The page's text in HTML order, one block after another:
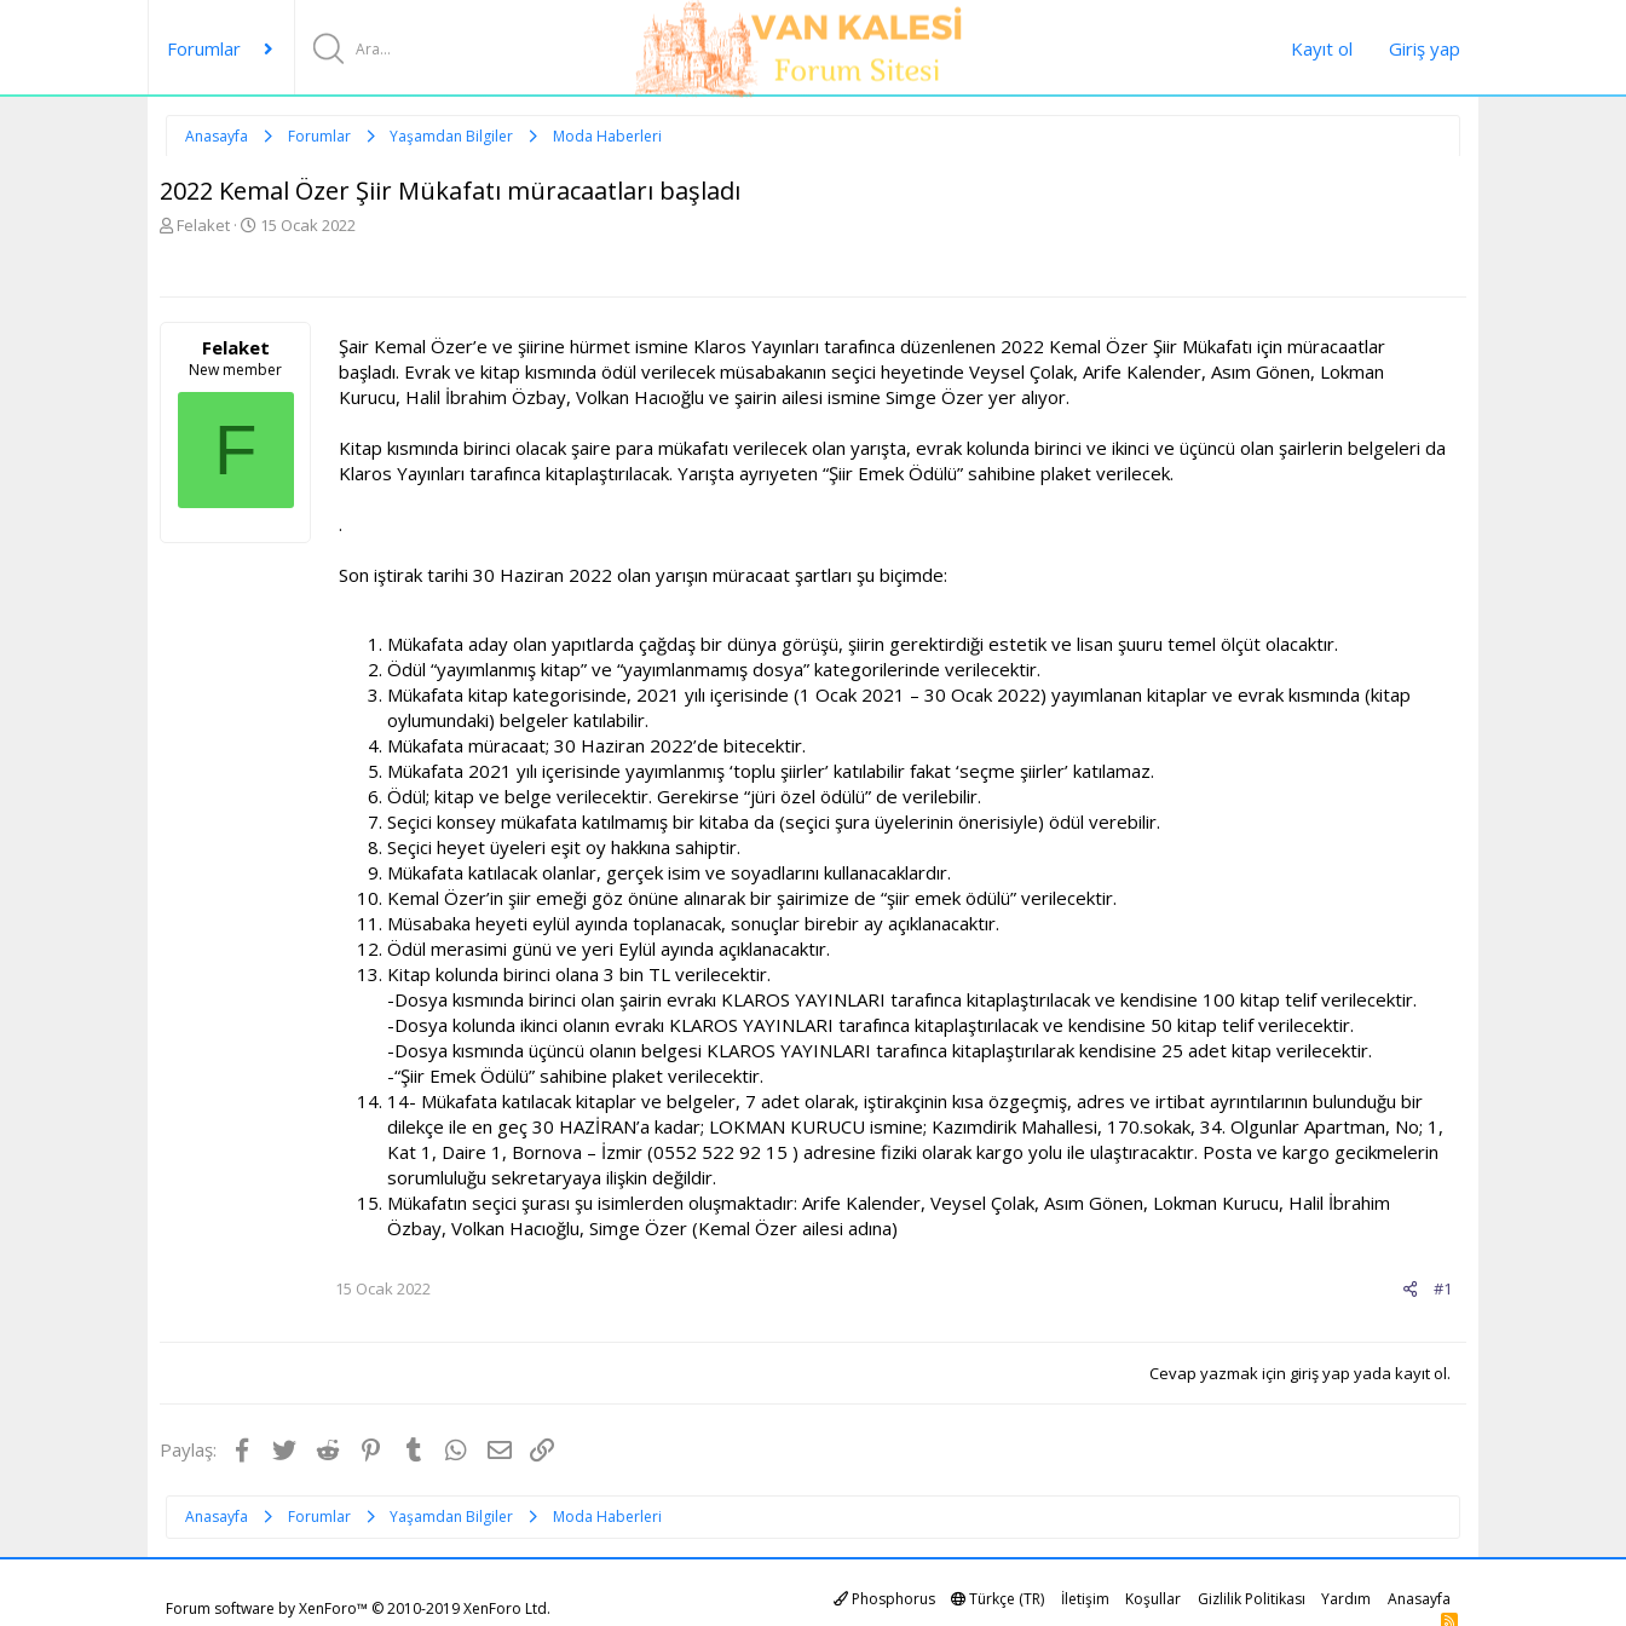
Forumlar Kayıt ol Giriş yap
Anasayfa Forumlar Yaşamdan Bilgiler Moda Haberleri
2022 Kemal Özer Şiir Mükafatı müracaatları başladı
K
ş
n
Felaket
B
g
ı
ç
h
15 Ocak 2022
Felaket
New member
F
Şair Kemal Özer’e ve şiirine hürmet ismine Klaros Yayınları tarafınca düzenlenen 2022 Kemal Özer Şiir Mükafatı için müracaatlar
başladı. Evrak ve kitap kısmında ödül verilecek müsabakanın seçici heyetinde Veysel Çolak, Arife Kalender, Asım Gönen, Lokman
Kurucu, Halil İbrahim Özbay, Volkan Hacıoğlu ve şairin ailesi ismine Simge Özer yer alıyor.
Kitap kısmında birinci olacak şaire para mükafatı verilecek olan yarışta, evrak kolunda birinci ve ikinci ve üçüncü olan şairlerin belgeleri da
Klaros Yayınları tarafınca kitaplaştırılacak. Yarışta ayrıyeten “Şiir Emek Ödülü” sahibine plaket verilecek.
.
Son iştirak tarihi 30 Haziran 2022 olan yarışın müracaat şartları şu biçimde:
Mükafata aday olan yapıtlarda çağdaş bir dünya görüşü, şiirin gerektirdiği estetik ve lisan şuuru temel ölçüt olacaktır.
Ödül “yayımlanmış kitap” ve “yayımlanmamış dosya” kategorilerinde verilecektir.
Mükafata kitap kategorisinde, 2021 yılı içerisinde (1 Ocak 2021 – 30 Ocak 2022) yayımlanan kitaplar ve evrak kısmında (kitap
oylumundaki) belgeler katılabilir.
Mükafata müracaat; 30 Haziran 2022’de bitecektir.
Mükafata 2021 yılı içerisinde yayımlanmış ‘toplu şiirler’ katılabilir fakat ‘seçme şiirler’ katılamaz.
Ödül; kitap ve belge verilecektir. Gerekirse “jüri özel ödülü” de verilebilir.
Seçici konsey mükafata katılmamış bir kitaba da (seçici şura üyelerinin önerisiyle) ödül verebilir.
Seçici heyet üyeleri eşit oy hakkına sahiptir.
Mükafata katılacak olanlar, gerçek isim ve soyadlarını kullanacaklardır.
Kemal Özer’in şiir emeği göz önüne alınarak bir şairimize de “şiir emek ödülü” verilecektir.
Müsabaka heyeti eylül ayında toplanacak, sonuçlar birebir ay açıklanacaktır.
Ödül merasimi günü ve yeri Eylül ayında açıklanacaktır.
Kitap kolunda birinci olana 3 bin TL verilecektir.
-Dosya kısmında birinci olan şairin evrakı KLAROS YAYINLARI tarafınca kitaplaştırılacak ve kendisine 100 kitap telif verilecektir.
-Dosya kolunda ikinci olanın evrakı KLAROS YAYINLARI tarafınca kitaplaştırılacak ve kendisine 50 kitap telif verilecektir.
-Dosya kısmında üçüncü olanın belgesi KLAROS YAYINLARI tarafınca kitaplaştırılarak kendisine 25 adet kitap verilecektir.
-“Şiir Emek Ödülü” sahibine plaket verilecektir.
14- Mükafata katılacak kitaplar ve belgeler, 7 adet olarak, iştirakçinin kısa özgeçmiş, adres ve irtibat ayrıntılarının bulunduğu bir
dilekçe ile en geç 30 HAZİRAN’a kadar; LOKMAN KURUCU ismine; Kazımdirik Mahallesi, 170.sokak, 34. Olgunlar Apartman, No; 1,
Kat 1, Daire 1, Bornova – İzmir (0552 522 92 15 ) adresine fiziki olarak kargo yolu ile ulaştıracaktır. Posta ve kargo gecikmelerin
sorumluluğu sekretaryaya ilişkin değildir.
Mükafatın seçici şurası şu isimlerden oluşmaktadır: Arife Kalender, Veysel Çolak, Asım Gönen, Lokman Kurucu, Halil İbrahim
Özbay, Volkan Hacıoğlu, Simge Özer (Kemal Özer ailesi adına)
#1
15 Ocak 2022
Cevap yazmak için giriş yap yada kayıt ol.
Paylaş: Facebook
TwitterReddit Pinterest
Tumblr WhatsApp
E-postaLink
Anasayfa Forumlar Yaşamdan Bilgiler Moda Haberleri
Forum software by XenForo™ © 2010-2019 XenForo Ltd. Phosphorus Türkçe (TR) İletişim Koşullar Gizlilik Politikası Yardım Anasayfa
R